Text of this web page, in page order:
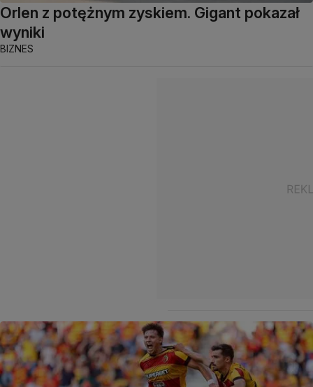
Orlen z potężnym zyskiem. Gigant pokazał
wyniki
BIZNES